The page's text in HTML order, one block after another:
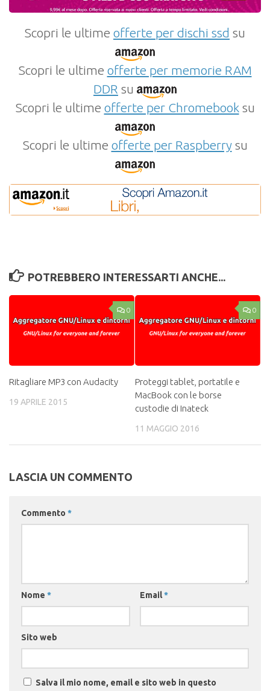
Scopri le ultime offerte per dischi ssd su
Scopri le ultime offerte per memorie RAM
DDR su
Scopri le ultime offerte per Chromebooksu
Scopri le ultime offerte per Raspberrysu
POTREBBERO INTERESSARTI ANCHE...
0
Ritagliare MP3 con Audacity
19 APRILE 2015
0
Proteggi tablet, portatile e
MacBook con le borse
custodie di Inateck
11 MAGGIO 2016
LASCIA UN COMMENTO
Commento *
Nome * Email*
Sito web
Salva il mio nome, email e sito web in questo